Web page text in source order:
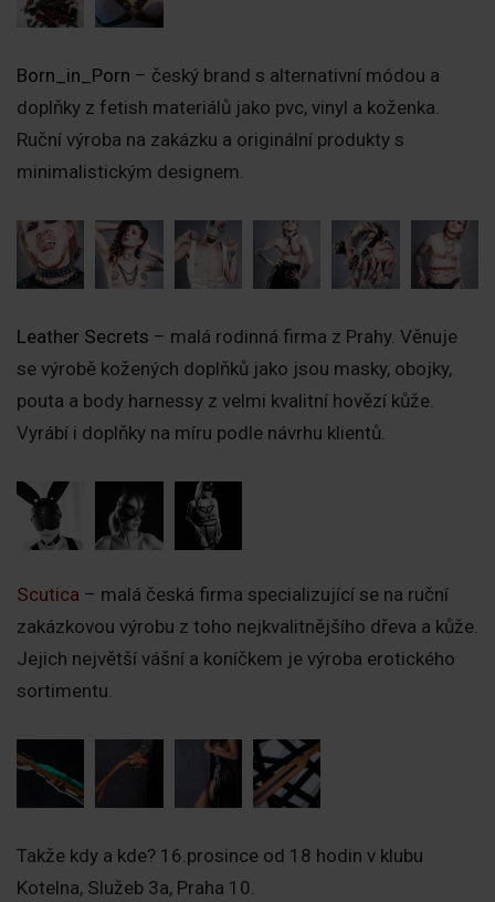
Born_in_Porn – český brand s alternativní módou a
doplňky z fetish materiálů jako pvc, vinyl a koženka.
Ruční výroba na zakázku a originální produkty s
minimalistickým designem.
Leather Secrets – malá rodinná firma z Prahy. Věnuje
se výrobě kožených doplňků jako jsou masky, obojky,
pouta a body harnessy z velmi kvalitní hovězí kůže.
Vyrábí i doplňky na míru podle návrhu klientů.
Scutica – malá česká firma specializující se na ruční
zakázkovou výrobu z toho nejkvalitnějšího dřeva a kůže.
Jejich největší vášní a koníčkem je výroba erotického
sortimentu.
Takže kdy a kde? 16.prosince od 18 hodin v klubu
Kotelna, Služeb 3a, Praha 10.